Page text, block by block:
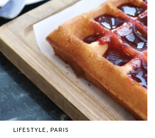
LIFESTYLE, PARIS